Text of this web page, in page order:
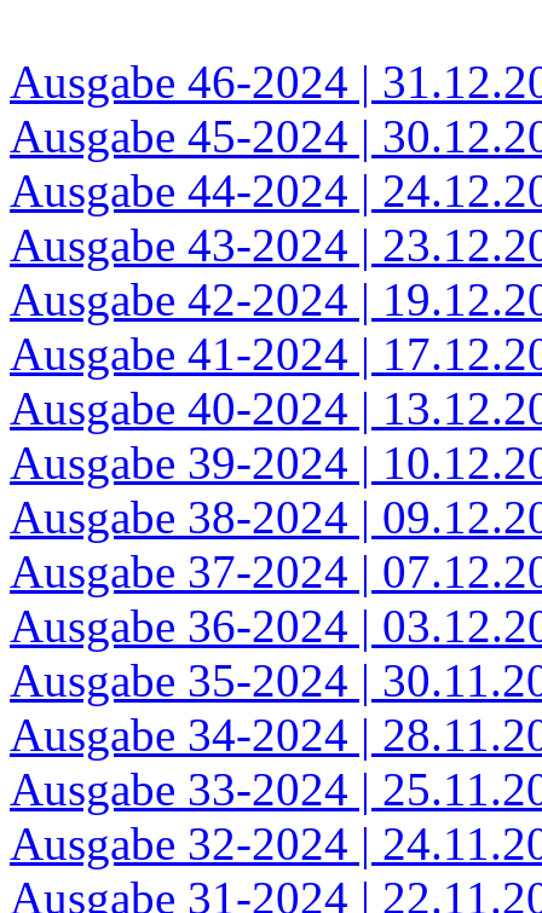
Ausgabe 46-2024 |
Ausgabe 45-2024 |
Ausgabe 44-2024 |
Ausgabe 43-2024 |
Ausgabe 42-2024 |
Ausgabe 41-2024 |
Ausgabe 40-2024 |
Ausgabe 39-2024 |
Ausgabe 38-2024 |
Ausgabe 37-2024 |
Ausgabe 36-2024 |
Ausgabe 35-2024 |
Ausgabe 34-2024 |
Ausgabe 33-2024 |
Ausgabe 32-2024 |
Ausgabe 31-2024 |